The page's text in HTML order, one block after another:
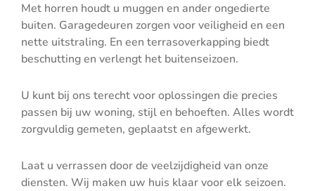
Met horren houdt u muggen en ander ongedierte
buiten. Garagedeuren zorgen voor veiligheid en een
nette uitstraling. En een terrasoverkapping biedt
beschutting en verlengt het buitenseizoen.
U kunt bij ons terecht voor oplossingen die precies
passen bij uw woning, stijl en behoeften. Alles wordt
zorgvuldig gemeten, geplaatst en afgewerkt.
Laat u verrassen door de veelzijdigheid van onze
diensten. Wij maken uw huis klaar voor elk seizoen.